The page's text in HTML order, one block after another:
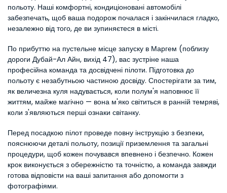
польоту. Наші комфортні, кондиціоновані автомобілі
забезпечать, щоб ваша подорож почалася і закінчилася гладко,
незалежно від того, де ви зупиняєтеся в місті.
По прибуттю на пустельне місце запуску в Маргем (поблизу
дороги Дубай-Ал Айн, вихід 47), вас зустріне наша
професійна команда та досвідчені пілоти. Підготовка до
польоту є незабутньою частиною досвіду. Спостерігати за тим,
як величезна куля надувається, коли полум'я наповнює її
життям, майже магічно — вона м'яко світиться в ранній темряві,
коли з'являються перші ознаки світанку.
Перед посадкою пілот проведе повну інструкцію з безпеки,
пояснюючи деталі польоту, позиції приземлення та загальні
процедури, щоб кожен почувався впевнено і безпечно. Кожен
крок виконується з обережністю та точністю, а команда завжди
готова відповісти на ваші запитання або допомогти з
фотографіями.